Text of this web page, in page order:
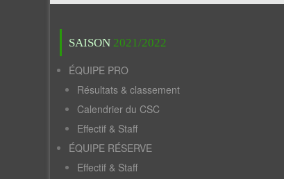
SAISON 2021/2022
ÉQUIPE PRO
Résultats & classement
Calendrier du CSC
Effectif & Staff
ÉQUIPE RÉSERVE
Effectif & Staff